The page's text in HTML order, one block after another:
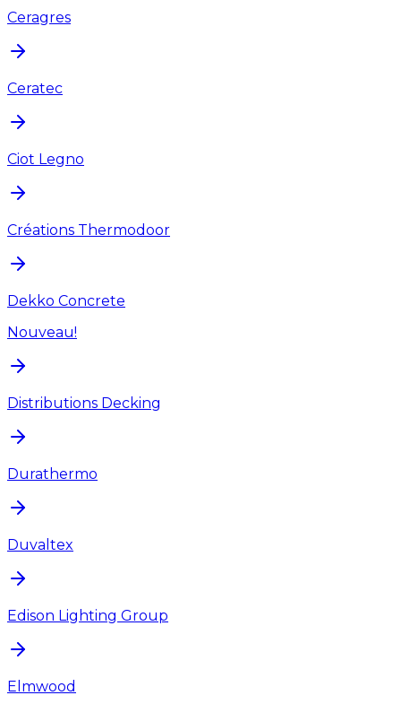
Ceragres
Ceratec
Ciot Legno
Créations Thermodoor
Dekko Concrete
Nouveau!
Distributions Decking
Durathermo
Duvaltex
Edison Lighting Group
Elmwood